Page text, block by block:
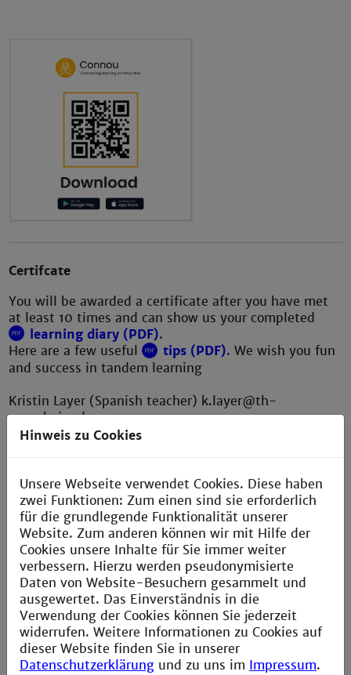
Certifcate
You will be awarded a certificate after you have met
at least 10 times and can show us your completed
learning diary (PDF).
Here are a few useful
tips (PDF). We wish you fun
and success in tandem learning
Kristin Layer (Spanish teacher) k.layer@th-
mannheim.de
Katrin Heimel (German teacher)
Hinweis zu Cookies
Unsere Webseite verwendet Cookies. Diese haben
zwei Funktionen: Zum einen sind sie erforderlich
für die grundlegende Funktionalität unserer
Website. Zum anderen können wir mit Hilfe der
Cookies unsere Inhalte für Sie immer weiter
verbessern. Hierzu werden pseudonymisierte
Daten von Website-Besuchern gesammelt und
ausgewertet. Das Einverständnis in die
Verwendung der Cookies können Sie jederzeit
widerrufen. Weitere Informationen zu Cookies auf
dieser Website finden Sie in unserer
Datenschutzerklärung und zu uns im Impressum.